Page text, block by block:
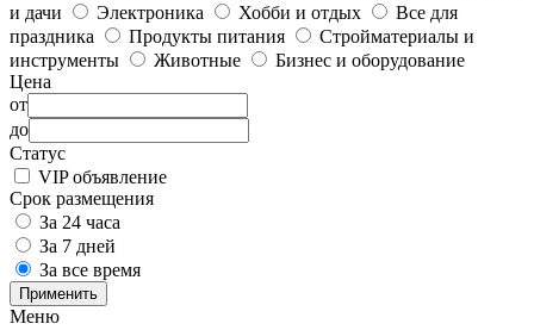
и дачи
Электроника Хобби и отдых
Все для
праздника
Продукты питания
Стройматериалы и
инструменты
Животные
Бизнес и оборудование
Цена
от
до
Статус
VIP объявление
Срок размещения
За 24 часа
За 7 дней
За все время
Применить
Меню